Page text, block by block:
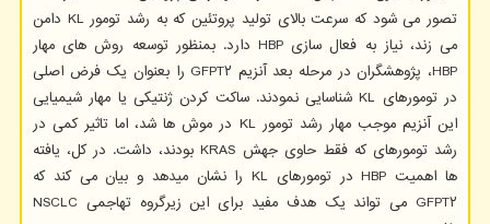
تصور می شود که سرعت بالای تولید پروتئین که به رشد تومور KL دامن
می زند، نیاز به فعال سازی HBP دارد. بمنظور توسعه روش های مهار
HBP، پژوهشگران در مرحله بعد آنزیم GFPT۲ را بعنوان یک فرض اصلی
در تومورهای KL شناسایی نمودند. ساکت کردن ژنتیکی یا مهار شیمیایی
این آنزیم موجب مهار رشد تومور KL در موش ها شد، اما تاثیر کمی در
رشد تومورهای که فقط حاوی جهش KRAS بودند، داشت. در کل، یافته
ها اهمیت HBP در تومورهای KL را نشان میدهد و بیان می کند که
GFPT۲ می تواند یک هدف مفید برای این زیرگروه تهاجمی NSCLC